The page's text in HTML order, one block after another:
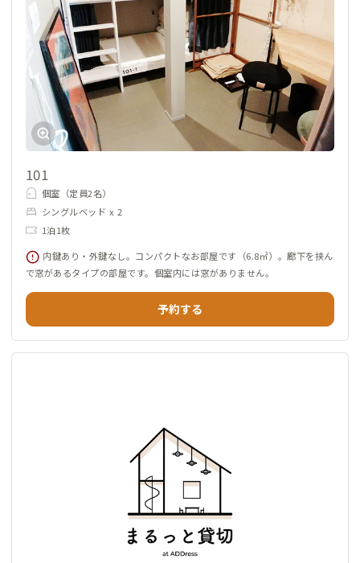
101
個室（定員2名）
シングルベッド x 2
1泊1枚
内鍵あり・外鍵なし。コンパクトなお部屋です（6.8㎡）。廊下を挟ん
で窓があるタイプの部屋です。個室内には窓がありません。
予約する